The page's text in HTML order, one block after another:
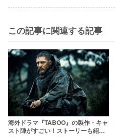
この記事に関連する記事
海外ドラマ『TABOO』の製作・キャ
スト陣がすごい！ストーリーも紹介